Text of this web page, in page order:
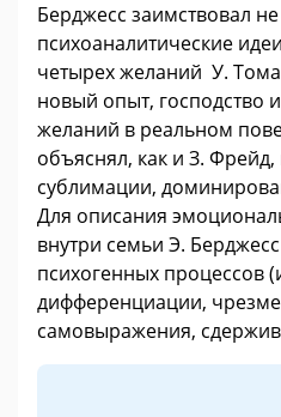
Берджесс заимствовал
психоаналитические
четырех желаний У.
новый опыт, господство
желаний в реальном
объяснял, как и З.
сублимации,
Для описания
внутри семьи Э.
психогенных процессов
дифференциации,
самовыражения,